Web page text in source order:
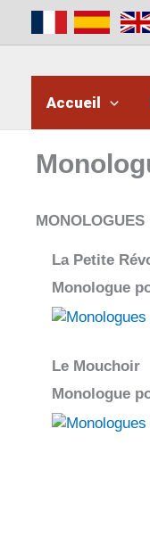
contenu
Accueil
MONOLOGUES
La Petite
Monologue
Le Mouchoir
Monologue